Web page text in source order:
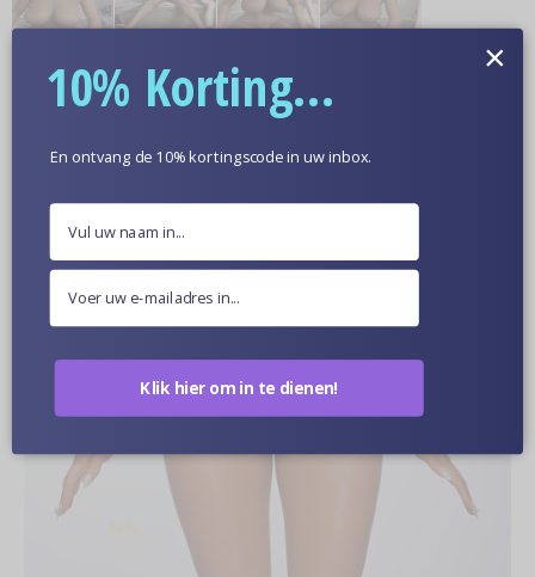
Meer informatie
Poppen Van Dichtbij
10% Korting...
En ontvang de 10% kortingscode in uw inbox.
Klik hier om in te dienen!
×